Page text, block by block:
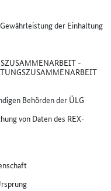
der Einhaltung
-
Behörden der ÜLG
von Daten des REX-